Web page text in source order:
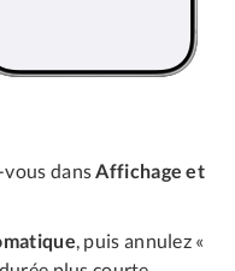
dans Affichage et
, puis annulez «